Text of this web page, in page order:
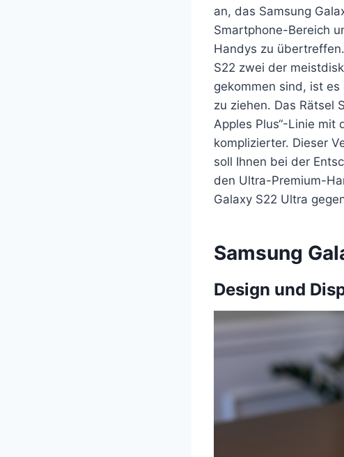
an, das Samsung
Smartphone-Bereich
Handys zu
S22 zwei der
gekommen sind, ist
zu ziehen. Das Rätsel
Apples Plus“-Linie mit
komplizierter. Dieser
soll Ihnen bei der
den Ultra-Premium-
Galaxy S22 Ultra
Samsung
Design und